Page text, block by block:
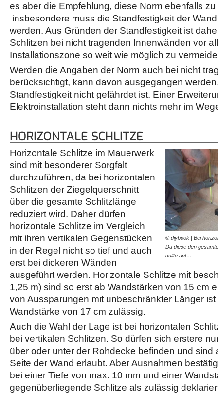
es aber die Empfehlung, diese Norm ebenfalls
insbesondere muss die Standfestigkeit der
werden. Aus Gründen der Standfestigkeit ist
Schlitzen bei nicht tragenden Innenwänden vor
Installationszone so weit wie möglich zu
Werden die Angaben der Norm auch bei nicht
berücksichtigt, kann davon ausgegangen
Standfestigkeit nicht gefährdet ist. Einer
Elektroinstallation steht dann nichts mehr im
HORIZONTALE SCHLITZE
© diybook | Bei
Da diese den
sollte auf…
Horizontale Schlitze im Mauerwerk
sind mit besonderer Sorgfalt
durchzuführen, da bei horizontalen
Schlitzen der Ziegelquerschnitt
über die gesamte Schlitzlänge
reduziert wird. Daher dürfen
horizontale Schlitze im Vergleich
mit ihren vertikalen Gegenstücken
in der Regel nicht so tief und auch
erst bei dickeren Wänden
ausgeführt werden. Horizontale Schlitze mit
1,25 m) sind so erst ab Wandstärken von 15 cm
von Aussparungen mit unbeschränkter Länger
Wandstärke von 17 cm zulässig.
Auch die Wahl der Lage ist bei horizontalen
bei vertikalen Schlitzen. So dürfen sich erstere
über oder unter der Rohdecke befinden und sind
Seite der Wand erlaubt. Aber Ausnahmen
bei einer Tiefe von max. 10 mm und einer
gegenüberliegende Schlitze als zulässig